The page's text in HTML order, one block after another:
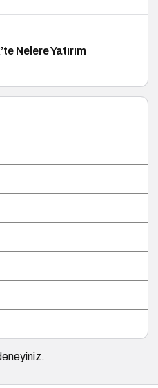
Nelere Yatırım